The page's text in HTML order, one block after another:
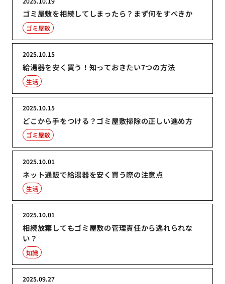
ゴミ屋敷を相続してしまったら？まず何をすべきか
ゴミ屋敷
給湯器を安く買う！知っておきたい7つの方法
2025.10.15
生活
どこから手をつける？ゴミ屋敷掃除の正しい進め方
2025.10.15
ゴミ屋敷
ネット通販で給湯器を安く買う際の注意点
2025.10.01
生活
相続放棄してもゴミ屋敷の管理責任から逃れられな
い？
2025.10.01
知識
2025.09.27